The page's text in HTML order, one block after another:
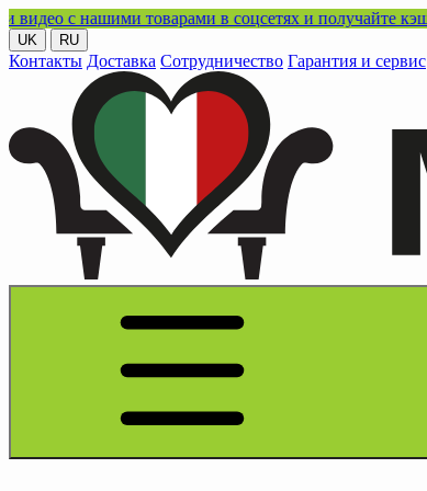
товарами в соцсетях и получайте кэшбэк!
UK RU
Контакты Доставка Сотрудничество Гарантия и сервис